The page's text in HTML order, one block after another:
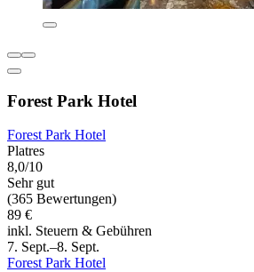
Forest Park Hotel
Forest Park Hotel
Platres
8,0/10
Sehr gut
(365 Bewertungen)
89 €
inkl. Steuern & Gebühren
7. Sept.–8. Sept.
Forest Park Hotel